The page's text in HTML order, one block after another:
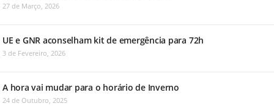
27 de Março, 2026
UE e GNR aconselham kit de emergência para 72h
3 de Fevereiro, 2026
A hora vai mudar para o horário de Inverno
24 de Outubro, 2025